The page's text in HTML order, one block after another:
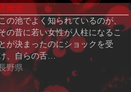
込
み
中…
喰池
この池でよく知られているのが、
の昔に若い女性が人柱になるこ
とが決まったのにショックを受
、自らの舌…
野県